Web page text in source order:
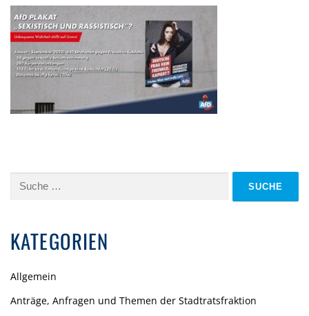
Suche
KATEGORIEN
Allgemein
Anträge, Anfragen und Themen der Stadtratsfraktion